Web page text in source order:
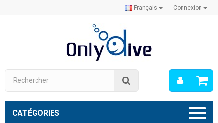
Connexion
Français
Mon
CATÉGORIES